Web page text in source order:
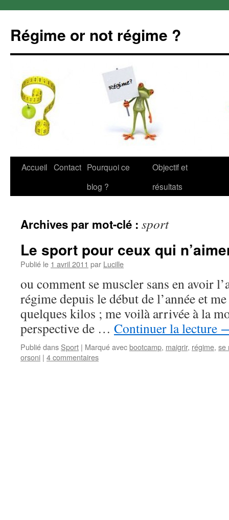
Régime or not régime ?
Aller
Accueil Contact Pourquoi ce
blog ?
Objectif et
résultats
Archives par mot-clé : sport
Le sport pour ceux qui
Publié le 1 avril 2011 par Lucille
ou comment se muscler sans en avoir
régime depuis le début de l’année et
quelques kilos ; me voilà arrivée à la
perspective de … Continuer la lecture
Publié dans Sport | Marqué avecbootcamp, maigrir, régime, se
orsoni | 4 commentaires